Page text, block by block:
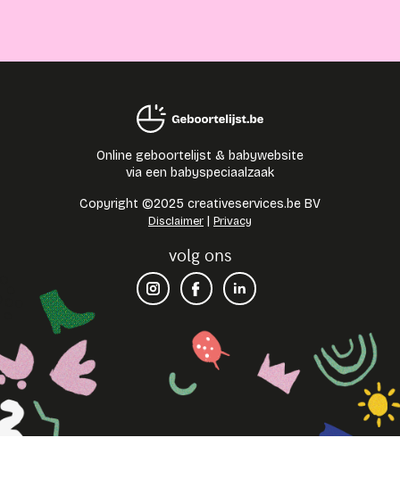
Online geboortelijst & babywebsite
via een babyspeciaalzaak
Copyright ©2025 creativeservices.be BV
Disclaimer | Privacy
volg ons